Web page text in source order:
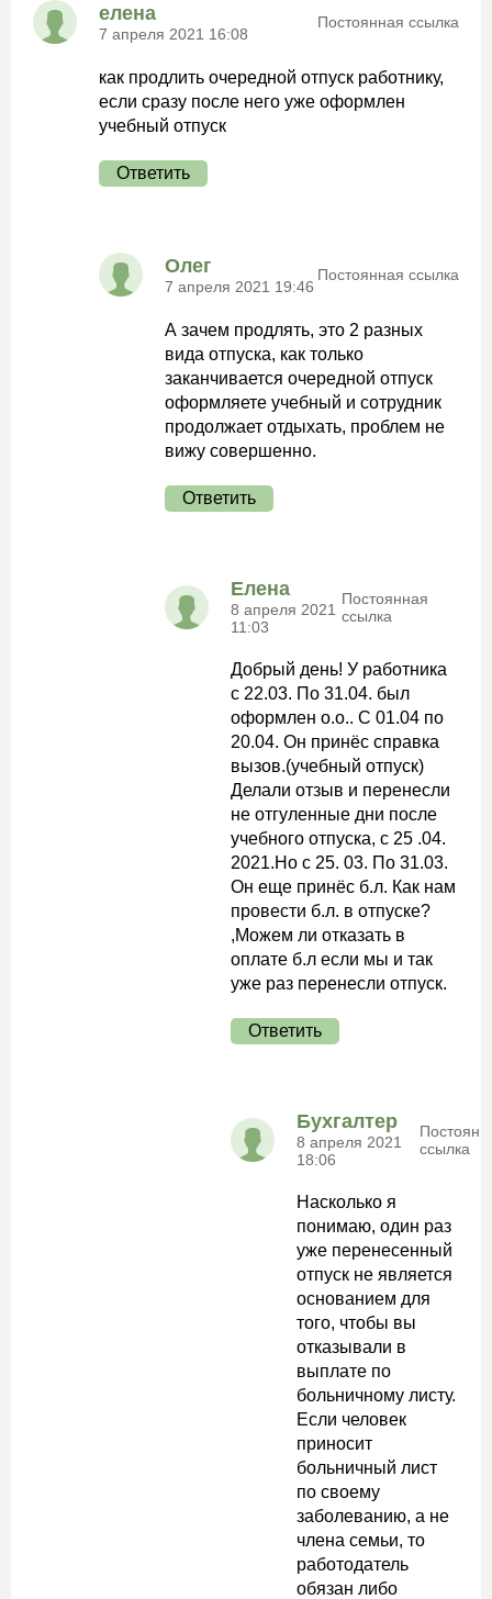
елена
7 апреля 2021 16:08
Постоянная ссылка
как продлить очередной отпуск работнику,
если сразу после него уже оформлен
учебный отпуск
Ответить
Олег
7 апреля 2021 19:46
Постоянная ссылка
А зачем продлять, это 2 разных
вида отпуска, как только
заканчивается очередной отпуск
оформляете учебный и сотрудник
продолжает отдыхать, проблем не
вижу совершенно.
Ответить
Елена
8 апреля 2021
11:03
Постоянная
ссылка
Добрый день! У работника
с 22.03. По 31.04. был
оформлен о.о.. С 01.04 по
20.04. Он принёс справка
вызов.(учебный отпуск)
Делали отзыв и перенесли
не отгуленные дни после
учебного отпуска, с 25 .04.
2021.Но с 25. 03. По 31.03.
Он еще принёс б.л. Как нам
провести б.л. в отпуске?
,Можем ли отказать в
оплате б.л если мы и так
уже раз перенесли отпуск.
Ответить
Бухгалтер
8 апреля 2021
18:06
ссылка
Насколько я
понимаю, один раз
уже перенесенный
отпуск не является
основанием для
того, чтобы вы
отказывали в
выплате по
больничному листу.
Если человек
приносит
больничный лист
по своему
заболеванию, а не
члена семьи, то
работодатель
обязан либо